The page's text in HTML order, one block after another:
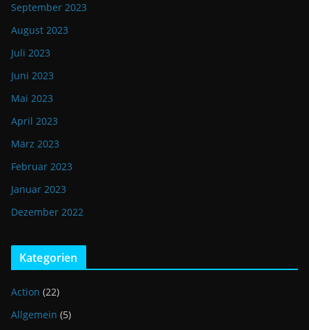
September 2023
August 2023
Juli 2023
Juni 2023
Mai 2023
April 2023
März 2023
Februar 2023
Januar 2023
Dezember 2022
Kategorien
Action (22)
Allgemein (5)